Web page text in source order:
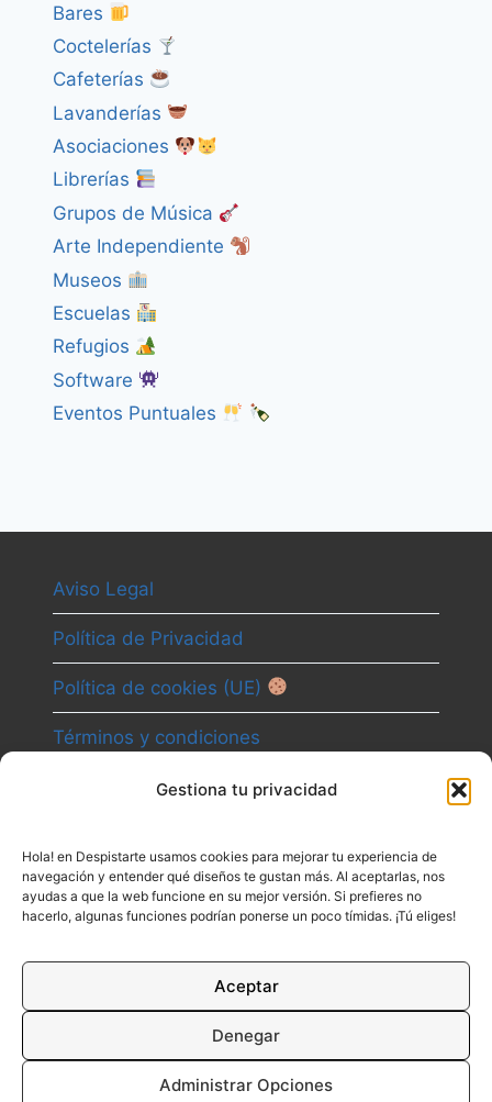
Gestiona tu privacidad
Hola! en Despistarte usamos cookies para mejorar tu experiencia de
navegación y entender qué diseños te gustan más. Al aceptarlas, nos
ayudas a que la web funcione en su mejor versión. Si prefieres no
hacerlo, algunas funciones podrían ponerse un poco tímidas. ¡Tú eliges!
Aceptar
Denegar
Administrar Opciones
Bares
Coctelerías
Cafeterías
Lavanderías
Asociaciones
Librerías
Grupos de Música
Arte Independiente
Museos
Escuelas
Refugios
Software
Eventos Puntuales
Aviso Legal
Política de Privacidad
Política de cookies (UE)
Términos y condiciones
Canal
Contacto